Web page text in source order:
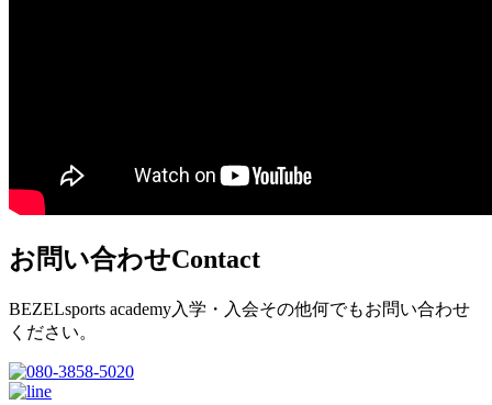
お問い合わせContact
BEZELsports academy入学・入会その他何でもお問い合わせ
ください。